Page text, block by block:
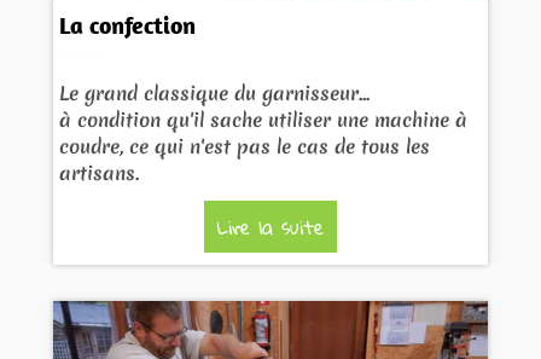
La confection
Le grand classique du garnisseur...
à condition qu'il sache utiliser une machine à
coudre, ce qui n'est pas le cas de tous les
artisans.
Lire la suite